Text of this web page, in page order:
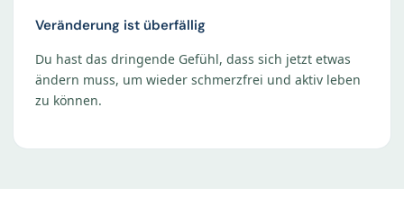
Veränderung ist überfällig
Du hast das dringende Gefühl, dass sich jetzt etwas
ändern muss, um wieder schmerzfrei und aktiv leben
zu können.